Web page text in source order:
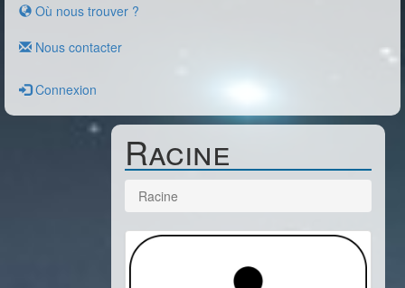
Où nous trouver ?
Nous contacter
Connexion
Racine
Racine